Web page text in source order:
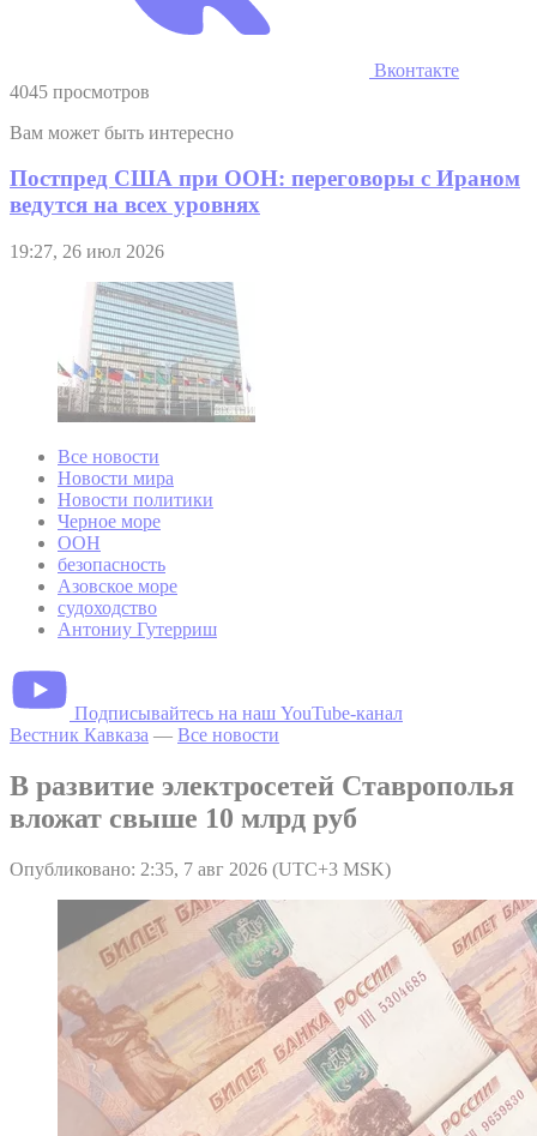
Вконтакте
4045 просмотров
Вам может быть интересно
Постпред США при ООН: переговоры с Ираном
ведутся на всех уровнях
19:27, 26 июл 2026
Все новости
Новости мира
Новости политики
Черное море
ООН
безопасность
Азовское море
судоходство
Антониу Гутерриш
Подписывайтесь на наш YouTube-канал
Вестник Кавказа — Все новости
В развитие электросетей Ставрополья
вложат свыше 10 млрд руб
Опубликовано: 2:35, 7 авг 2026 (UTC+3 MSK)